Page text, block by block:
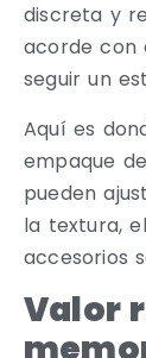
discreta y
acorde con
seguir un
Aquí es
empaque
pueden
la textura,
accesorios
Valor